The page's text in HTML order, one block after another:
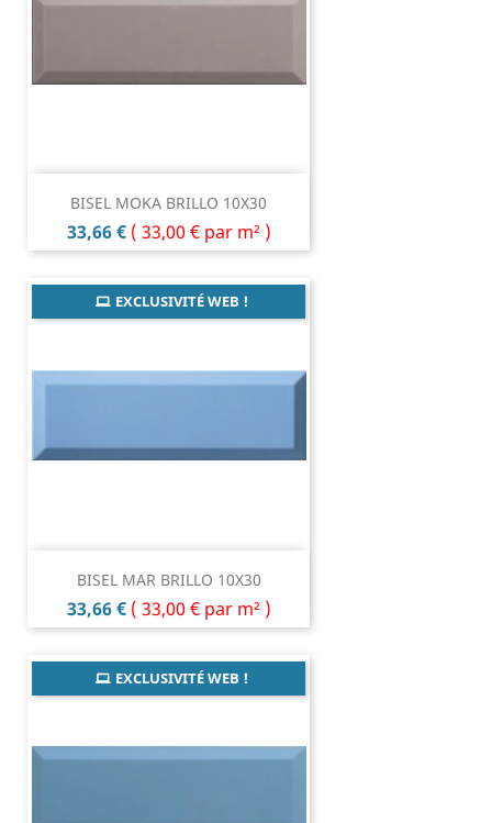
BISEL MOKA BRILLO 10X30
Prix
33,66 € ( 33,00 € par m² )
BISEL MAR BRILLO 10X30
Prix
33,66 € ( 33,00 € par m² )
EXCLUSIVITÉ WEB !
EXCLUSIVITÉ WEB !